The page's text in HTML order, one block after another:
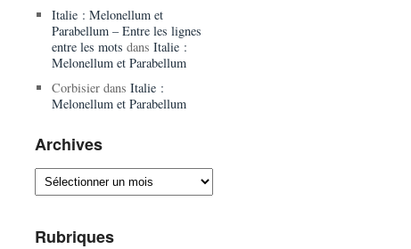
Italie : Melonellum et
Parabellum – Entre les lignes
entre les mots dans Italie :
Melonellum et Parabellum
Corbisierdans Italie :
Melonellum et Parabellum
Archives
Archives
Rubriques